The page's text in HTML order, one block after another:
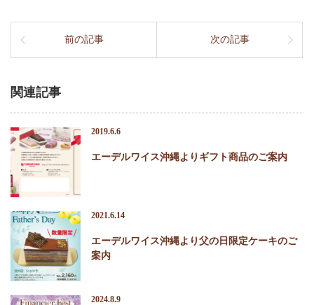
前の記事 次の記事
関連記事
2019.6.6
エーデルワイス沖縄よりギフト商品のご案内
2021.6.14
エーデルワイス沖縄より父の日限定ケーキのご
案内
2024.8.9